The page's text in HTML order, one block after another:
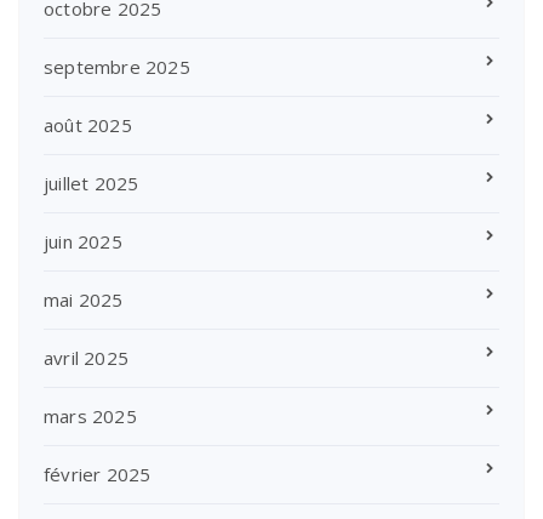
octobre 2025
septembre 2025
août 2025
juillet 2025
juin 2025
mai 2025
avril 2025
mars 2025
février 2025